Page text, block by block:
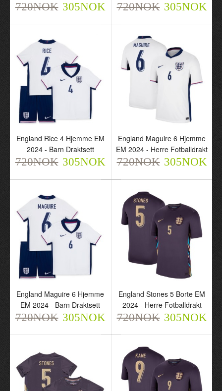
EM 2024 - Barn Draktsett
720NOK 305NOK
EM 2024 - Herre
Fotballdrakt
720NOK 305NOK
England Rice 4 Hjemme
EM 2024 - Barn Draktsett
720NOK 305NOK
England Maguire 6
Hjemme EM 2024 - Herre
Fotballdrakt
720NOK 305NOK
England Maguire 6
England Stones 5 Borte
720NOK 305NOK 720NOK 305NOK
England Rice 4 Hjemme EM
2024 - Barn Draktsett
720NOK 305NOK
England Maguire 6 Hjemme
EM 2024 - Herre Fotballdrakt
720NOK 305NOK
England Maguire 6 Hjemme
EM 2024 - Barn Draktsett
720NOK 305NOK
England Stones 5 Borte EM
2024 - Herre Fotballdrakt
720NOK 305NOK